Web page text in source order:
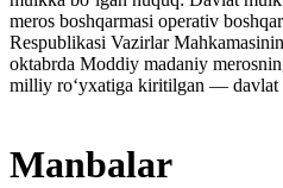
meros boshqarmasi operativ
Respublikasi Vazirlar
oktabrda Moddiy madaniy
milliy roʻyxatiga kiritilgan — davlat
Manbalar